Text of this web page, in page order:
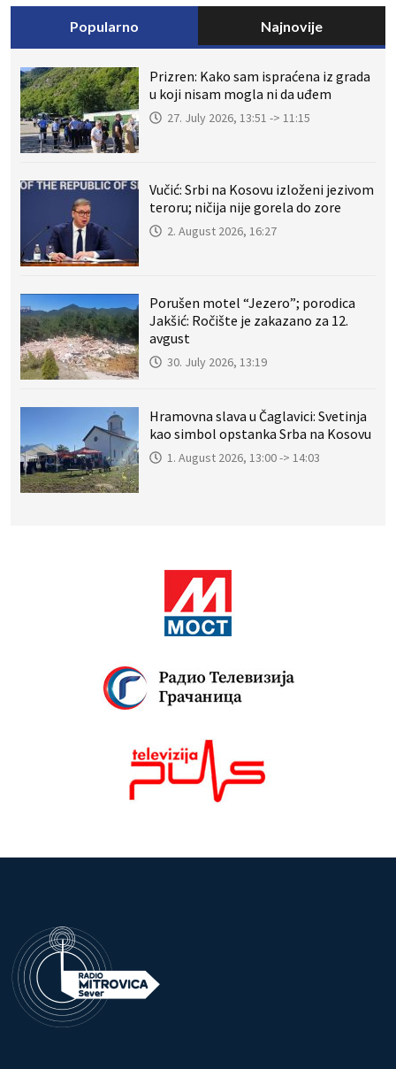
Popularno Najnovije
Prizren: Kako sam ispraćena iz grada
u koji nisam mogla ni da uđem
27. July 2026, 13:51 -> 11:15
Vučić: Srbi na Kosovu izloženi jezivom
teroru; ničija nije gorela do zore
2. August 2026, 16:27
Porušen motel “Jezero”; porodica
Jakšić: Ročište je zakazano za 12.
avgust
30. July 2026, 13:19
Hramovna slava u Čaglavici: Svetinja
kao simbol opstanka Srba na Kosovu
1. August 2026, 13:00 -> 14:03